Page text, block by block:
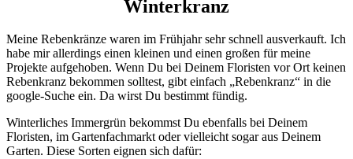
Winterkranz
Meine Rebenkränze waren im Frühjahr sehr schnell ausverkauft. Ich
habe mir allerdings einen kleinen und einen großen für meine
Projekte aufgehoben. Wenn Du bei Deinem Floristen vor Ort keinen
Rebenkranz bekommen solltest, gibt einfach „Rebenkranz“ in die
google-Suche ein. Da wirst Du bestimmt fündig.
Winterliches Immergrün bekommst Du ebenfalls bei Deinem
Floristen, im Gartenfachmarkt oder vielleicht sogar aus Deinem
Garten. Diese Sorten eignen sich dafür: